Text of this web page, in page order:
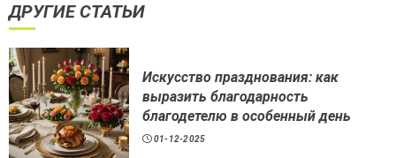
ДРУГИЕ СТАТЬИ
Искусство празднования: как
выразить благодарность
благодетелю в особенный день
01-12-2025